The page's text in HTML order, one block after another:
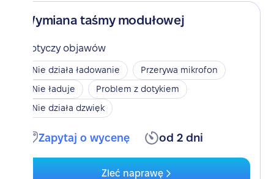
Wymiana taśmy modułowej
Dotyczy objawów
Nie działa ładowanie
Przerywa mikrofon
Nie ładuje
Problem z dotykiem
Nie działa dzwięk
Zapytaj o wycenę od 2 dni
Zleć naprawę